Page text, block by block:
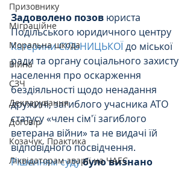
Призовнику
Міграційне
Моральна шкода
Війна
СЗЧ
Декларування
Договір
Козачук. Практика
Ліквідаторам аварії на ЧАЕС
Задоволено позов юриста
Подільського юридичного центру
Катерини СІЛЬНИЦЬКОЇ до міської
ради та органу соціального захисту
населення про оскарження
бездіяльності щодо ненадання
дружині, загиблого учасника АТО
статусу «член сім'ї загиблого
ветерана війни» та не видачі їй
відповідного посвідчення.
Рішенням судубуло визнано